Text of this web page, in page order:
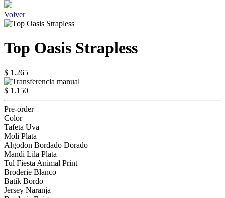
Volver
Top Oasis Strapless
$ 1.265
$ 1.150
Pre-order
Color
Tafeta Uva
Moli Plata
Algodon Bordado Dorado
Mandi Lila Plata
Tul Fiesta Animal Print
Broderie Blanco
Batik Bordo
Jersey Naranja